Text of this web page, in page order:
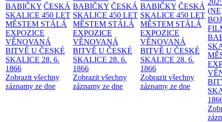
BABIČKY ČESKÁ
SKALICE 450 LET
MĚSTEM STÁLÁ
EXPOZICE
VĚNOVANÁ
BITVĚ U ČESKÉ
SKALICE 28. 6.
1866
Zobrazit všechny
záznamy ze dne
BABIČKY ČESKÁ
SKALICE 450 LET
MĚSTEM STÁLÁ
EXPOZICE
VĚNOVANÁ
BITVĚ U ČESKÉ
SKALICE 28. 6.
1866
Zobrazit všechny
záznamy ze dne
BABIČKY ČESKÁ
SKALICE 450 LET
MĚSTEM STÁLÁ
EXPOZICE
VĚNOVANÁ
BITVĚ U ČESKÉ
SKALICE 28. 6.
1866
Zobrazit všechny
záznamy ze dne